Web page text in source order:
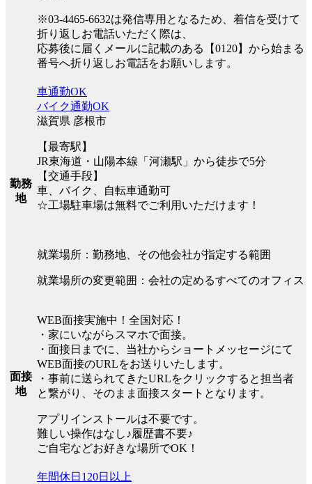
※03-4465-6632は発信専用となるため、着信を受けて
折り返しお電話いただく際は、
応募後に届くメールに記載のある【0120】から始まる
番号へ折り返しお電話をお願いします。
勤務
地
車通勤OK
バイク通勤OK
滋賀県 彦根市
【最寄駅】
JR東海道・山陽本線「河瀬駅」から徒歩で5分
【交通手段】
車、バイク、自転車通勤可
☆工場駐車場は無料でご利用いただけます！
就業場所：勤務地、その他会社が指定する範囲
就業場所の変更範囲：会社の定めるすべてのオフィス
面接
地
WEB面接実施中！全国対応！
・家にいながらスマホで面接。
・面接日までに、当社からショートメッセージにて
WEB面接のURLをお送りいたします。
・事前に送られてきたURLをクリックすると担当者
と繋がり、そのまま面接スタートとなります。
アプリインストールは不要です。
難しい操作はなし♪履歴書不要♪
ご自宅などお好きな場所でOK！
年間休日120日以上